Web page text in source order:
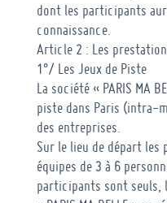
dont les participants
connaissance.
Article 2 : Les
1°/ Les Jeux de Piste
La société « PARIS MA
piste dans Paris (intra-
des entreprises.
Sur le lieu de départ
équipes de 3 à 6
participants sont seuls,